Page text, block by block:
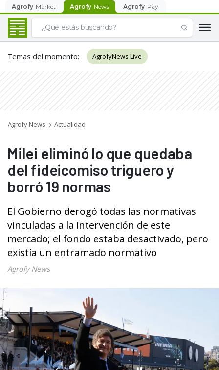
Agrofy Market Agrofy News Agrofy Pay
Temas del momento: AgrofyNews Live
Agrofy News Actualidad
Milei eliminó lo que quedaba
del fideicomiso triguero y
borró 19 normas
El Gobierno derogó todas las normativas
vinculadas a la intervención de este
mercado; el fondo estaba desactivado, pero
existía un entramado normativo
Agrofy News